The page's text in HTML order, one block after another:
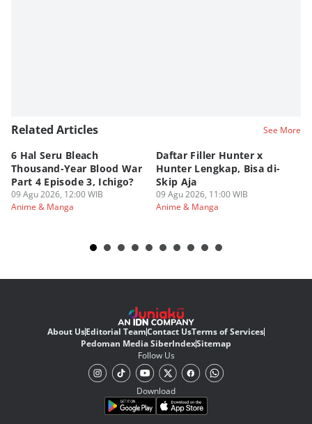
Related Articles See More
6 Hal Seru Bleach
Thousand-Year Blood War
Part 4 Episode 3, Ichigo?
09 Agu 2026, 12:00 WIB
Anime & Manga
Daftar Filler Hunter x
Hunter Lengkap, Bisa di-
Skip Aja
09 Agu 2026, 11:00 WIB
Anime & Manga
About UsEditorial TeamContact UsTerms of Services
Pedoman Media SiberIndexSitemap
Follow Us
Download